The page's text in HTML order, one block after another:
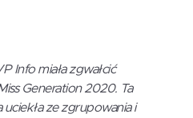
Info miała zgwałcić
Generation 2020. Ta
ze zgrupowania i